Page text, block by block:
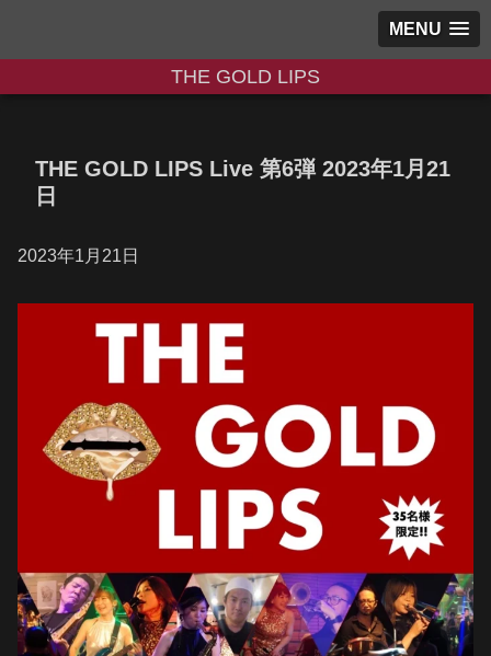
MENU
THE GOLD LIPS
THE GOLD LIPS Live 第6弾 2023年1月21
日
2023年1月21日